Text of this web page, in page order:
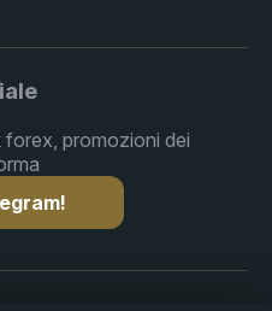
promozioni dei